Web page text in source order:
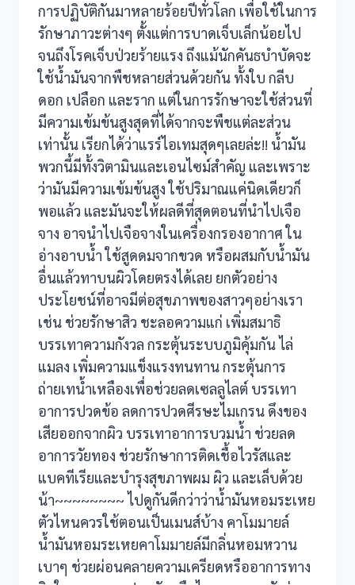
panel
panel
Panel
Panel
panel
panel
panel
satın al
satın al
Panel
panel
panel
Panel
panel
panel
panel
การปฏิบัติกันมาหลายร้อยปีทั่วโลก เพื่อใช้ในการ
รักษาภาวะต่างๆ ตั้งแต่การบาดเจ็บเล็กน้อยไป
จนถึงโรคเจ็บป่วยร้ายแรง ถึงแม้นักคันธบำบัดจะ
ใช้น้ำมันจากพืชหลายส่วนด้วยกัน ทั้งใบ กลีบ
ดอก เปลือก และราก แต่ในการรักษาจะใช้ส่วนที่
มีความเข้มข้นสูงสุดที่ได้จากจะพืชแต่ละส่วน
เท่านั้น เรียกได้ว่าแรร์ไอเทมสุดๆเลยล่ะ!! น้ำมัน
พวกนี้มีทั้งวิตามินและเอนไซม์สำคัญ และเพราะ
ว่ามันมีความเข้มข้นสูง ใช้ปริมาณแค่นิดเดียวก็
พอแล้ว และมันจะให้ผลดีที่สุดตอนที่นำไปเจือ
จาง อาจนำไปเจือจางในเครื่องกรองอากาศ ใน
อ่างอาบน้ำ ใช้สูดดมจากขวด หรือผสมกับน้ำมัน
อื่นแล้วทาบนผิวโดยตรงได้เลย ยกตัวอย่าง
ประโยชน์ที่อาจมีต่อสุขภาพของสาวๆอย่างเรา
เช่น ช่วยรักษาสิว ชะลอความแก่ เพิ่มสมาธิ
บรรเทาความกังวล กระตุ้นระบบภูมิคุ้มกัน ไล่
แมลง เพิ่มความแข็งแรงทนทาน กระตุ้นการ
ถ่ายเทน้ำเหลืองเพื่อช่วยลดเซลลูไลต์ บรรเทา
อาการปวดข้อ ลดการปวดศีรษะไมเกรน ดึงของ
เสียออกจากผิว บรรเทาอาการบวมน้ำ ช่วยลด
อาการวัยทอง ช่วยรักษาการติดเชื้อไวรัสและ
แบคทีเรียและบำรุงสุขภาพผม ผิว และเล็บด้วย
น้า~~~~~~~~ ไปดูกันดีกว่าว่าน้ำมันหอมระเหย
ตัวไหนควรใช้ตอนเป็นเมนส์บ้าง คาโมมายล์
น้ำมันหอมระเหยคาโมมายล์มีกลิ่นหอมหวาน
เบาๆ ช่วยผ่อนคลายความเครียดหรืออาการทาง